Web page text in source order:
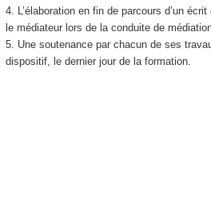
L’élaboration en fin de parcours d’un
le médiateur lors de la conduite de
Une soutenance par chacun de ses
dispositif, le dernier jour de la formation.